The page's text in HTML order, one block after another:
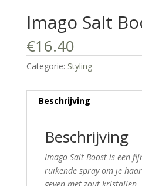
Imago Salt
€16.40
Categorie: Styling
Beschrijving
Beschrijving
Imago Salt Boost is een
ruikende spray om je